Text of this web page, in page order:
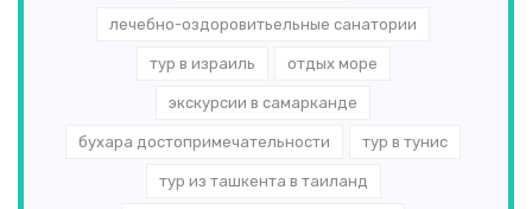
лечебно-оздоровитьельные санатории
тур в израиль отдых море
экскурсии в самарканде
бухара достопримечательности тур в тунис
тур из ташкента в таиланд